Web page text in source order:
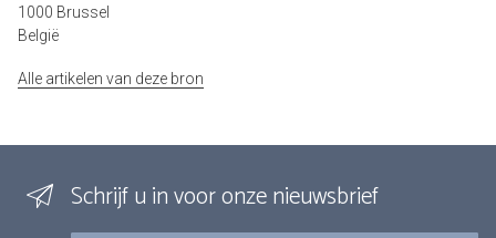
1000 Brussel
België
Alle artikelen van deze bron
Schrijf u in voor onze nieuwsbrief